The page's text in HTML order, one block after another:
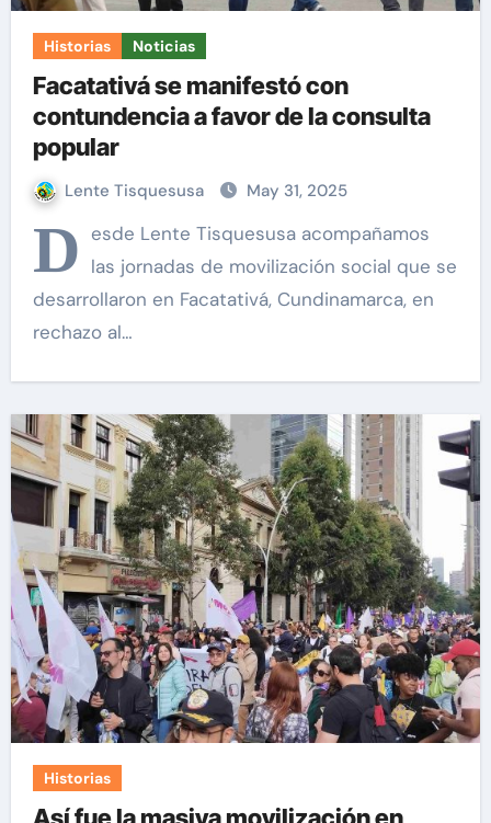
Historias Noticias
Facatativá se manifestó con
contundencia a favor de la consulta
popular
Lente Tisquesusa May 31, 2025
D esde Lente Tisquesusa acompañamos
las jornadas de movilización social que se
desarrollaron en Facatativá, Cundinamarca, en
rechazo al…
Historias